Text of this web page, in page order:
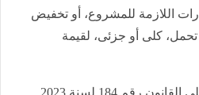
اللازمة للمشروع، أو تخفيض
كلى أو جزئى، لقيمة